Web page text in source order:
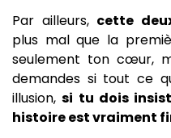
Par ailleurs, cette
plus mal que la
seulement ton cœur,
demandes si tout ce
illusion,si tu dois
histoire est vraiment